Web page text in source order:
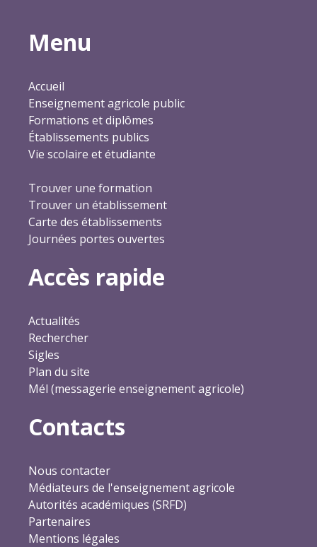
Menu
Accueil
Enseignement agricole public
Formations et diplômes
Établissements publics
Vie scolaire et étudiante
Trouver une formation
Trouver un établissement
Carte des établissements
Journées portes ouvertes
Accès rapide
Actualités
Rechercher
Sigles
Plan du site
Mél (messagerie enseignement agricole)
Contacts
Nous contacter
Médiateurs de l'enseignement agricole
Autorités académiques (SRFD)
Partenaires
Mentions légales